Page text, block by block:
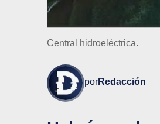
Central hidroeléctrica.
porRedacción